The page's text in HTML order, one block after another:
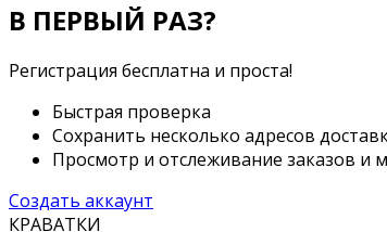
В ПЕРВЫЙ РАЗ?
Регистрация бесплатна и проста!
Быстрая проверка
Сохранить несколько адресов
Просмотр и отслеживание заказов и
Создать аккаунт
КРАВАТКИ